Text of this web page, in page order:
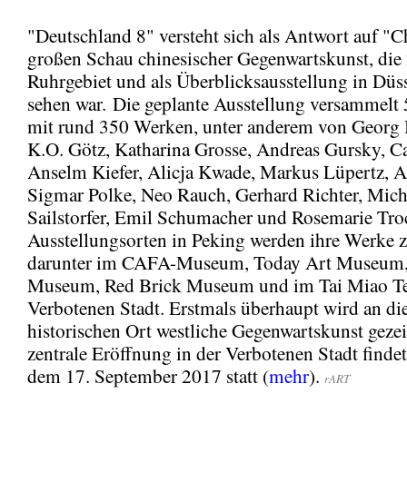
"Deutschland 8" versteht sich als Antwort auf
großen Schau chinesischer Gegenwartskunst,
Ruhrgebiet und als Überblicksausstellung in
sehen war. Die geplante Ausstellung
mit rund 350 Werken, unter anderem von Georg
K.O. Götz, Katharina Grosse, Andreas Gursky,
Anselm Kiefer, Alicja Kwade, Markus Lüpertz,
Sigmar Polke, Neo Rauch, Gerhard Richter,
Sailstorfer, Emil Schumacher und Rosemarie
Ausstellungsorten in Peking werden ihre Werke
darunter im CAFA-Museum, Today Art
Museum, Red Brick Museum und im Tai Miao
Verbotenen Stadt. Erstmals überhaupt wird an
historischen Ort westliche Gegenwartskunst
zentrale Eröffnung in der Verbotenen Stadt
dem 17. September 2017 statt (mehr). rART